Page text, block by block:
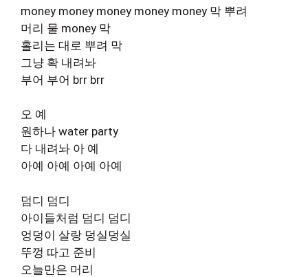
money money money money money 막 뿌려
머리 물 money 막
홀리는 대로 뿌려 막
그냥 확 내려놔
부어 부어 brr brr
오 예
원하나 water party
다 내려놔 아 예
아예 아예 아예 아예
덤디 덤디
아이들처럼 덤디 덤디
엉덩이 살랑 덩실덩실
뚜껑 따고 준비
오늘만은 머리